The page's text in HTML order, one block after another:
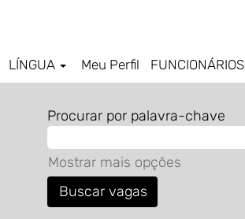
LÍNGUA Meu Perfil FUNCIONÁRIOS
Procurar por palavra-chave
Mostrar mais opções